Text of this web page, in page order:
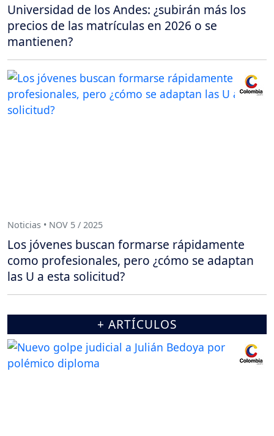
Universidad de los Andes: ¿subirán más los
precios de las matrículas en 2026 o se
mantienen?
Noticias • NOV 5 / 2025
Los jóvenes buscan formarse rápidamente
como profesionales, pero ¿cómo se adaptan
las U a esta solicitud?
+ ARTÍCULOS